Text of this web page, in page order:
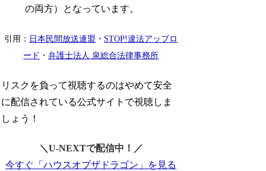
の両方）となっています。
引用： 日本民間放送連盟 ・ STOP!違法アップロ
ード ・弁護士法人 泉総合法律事務所
リスクを負って視聴するのはやめて安全
に配信されている公式サイトで視聴しま
しょう！
＼U-NEXTで配信中！／
今すぐ「ハウスオブザドラゴン」を見る